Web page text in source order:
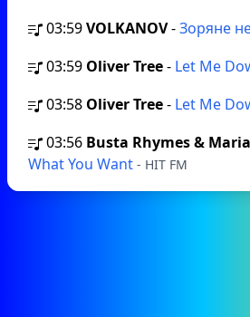
03:59VOLKANOV-Зоряне
03:59 Oliver Tree- Let Me
03:58 Oliver Tree- Let Me
03:56 Busta Rhymes &
What You Want - HIT FM